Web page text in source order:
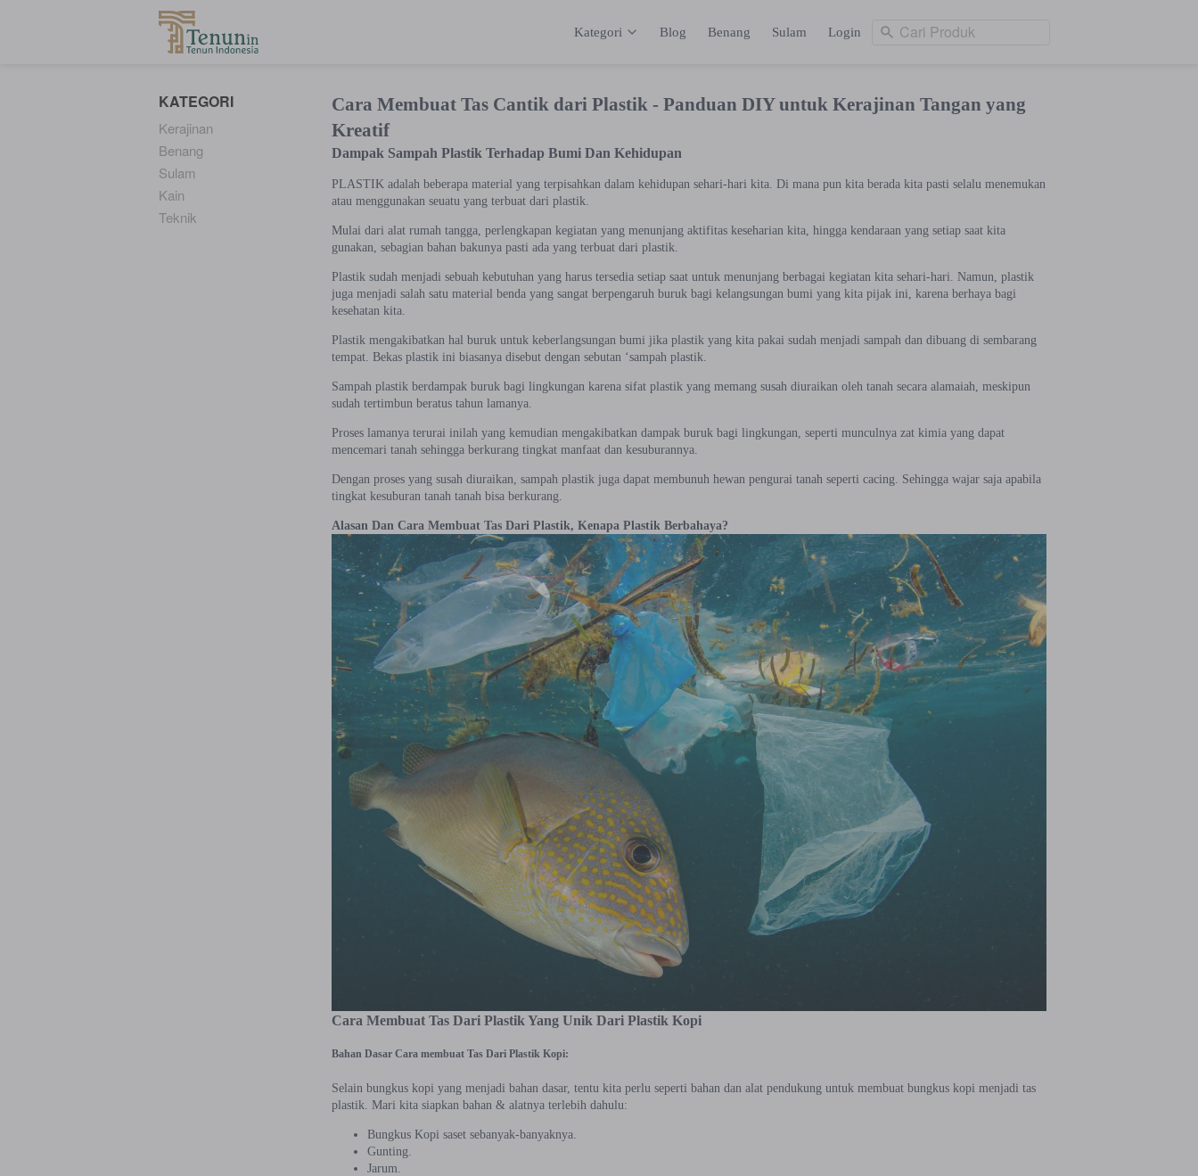
Kategori Blog Benang Sulam Login Cari Produk
KATEGORI
Kerajinan
Benang
Sulam
Kain
Teknik
Cara Membuat Tas Cantik dari Plastik - Panduan DIY untuk Kerajinan Tangan yang
Kreatif
Dampak Sampah Plastik Terhadap Bumi Dan Kehidupan
PLASTIK adalah beberapa material yang terpisahkan dalam kehidupan sehari-hari kita. Di mana pun kita berada kita pasti selalu menemukan
atau menggunakan seuatu yang terbuat dari plastik.
Mulai dari alat rumah tangga, perlengkapan kegiatan yang menunjang aktifitas keseharian kita, hingga kendaraan yang setiap saat kita
gunakan, sebagian bahan bakunya pasti ada yang terbuat dari plastik.
Plastik sudah menjadi sebuah kebutuhan yang harus tersedia setiap saat untuk menunjang berbagai kegiatan kita sehari-hari. Namun, plastik
juga menjadi salah satu material benda yang sangat berpengaruh buruk bagi kelangsungan bumi yang kita pijak ini, karena berhaya bagi
kesehatan kita.
Plastik mengakibatkan hal buruk untuk keberlangsungan bumi jika plastik yang kita pakai sudah menjadi sampah dan dibuang di sembarang
tempat. Bekas plastik ini biasanya disebut dengan sebutan ‘sampah plastik.
Sampah plastik berdampak buruk bagi lingkungan karena sifat plastik yang memang susah diuraikan oleh tanah secara alamaiah, meskipun
sudah tertimbun beratus tahun lamanya.
Proses lamanya terurai inilah yang kemudian mengakibatkan dampak buruk bagi lingkungan, seperti munculnya zat kimia yang dapat
mencemari tanah sehingga berkurang tingkat manfaat dan kesuburannya.
Dengan proses yang susah diuraikan, sampah plastik juga dapat membunuh hewan pengurai tanah seperti cacing. Sehingga wajar saja apabila
tingkat kesuburan tanah tanah bisa berkurang.
Alasan Dan Cara Membuat Tas Dari Plastik, Kenapa Plastik Berbahaya?
Cara Membuat Tas Dari Plastik Yang Unik Dari Plastik Kopi
Bahan Dasar Cara membuat Tas Dari Plastik Kopi:
Selain bungkus kopi yang menjadi bahan dasar, tentu kita perlu seperti bahan dan alat pendukung untuk membuat bungkus kopi menjadi tas
plastik. Mari kita siapkan bahan & alatnya terlebih dahulu:
Bungkus Kopi saset sebanyak-banyaknya.
Gunting.
Jarum.